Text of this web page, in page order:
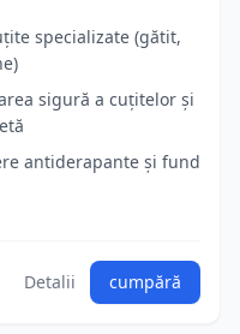
specializate (gătit,
sigură a cuțitelor și
antiderapante și fund
Detalii cumpără